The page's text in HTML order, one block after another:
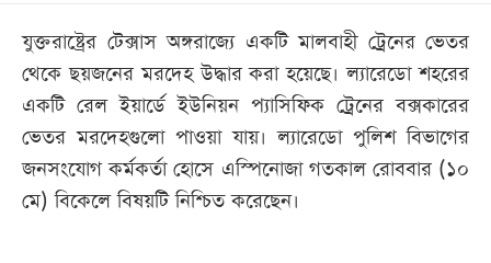
সব
বিভাগ
যুক্তরাষ্ট্রের টেক্সাস অঙ্গরাজ্যে একটি মালবাহী ট্রেনের ভেতর
থেকে ছয়জনের মরদেহ উদ্ধার করা হয়েছে। ল্যারেডো শহরের
একটি রেল ইয়ার্ডে ইউনিয়ন প্যাসিফিক ট্রেনের বক্সকারের
ভেতর মরদেহগুলো পাওয়া যায়। ল্যারেডো পুলিশ বিভাগের
জনসংযোগ কর্মকর্তা হোসে এস্পিনোজা গতকাল রোববার (১০
মে) বিকেলে বিষয়টি নিশ্চিত করেছেন।